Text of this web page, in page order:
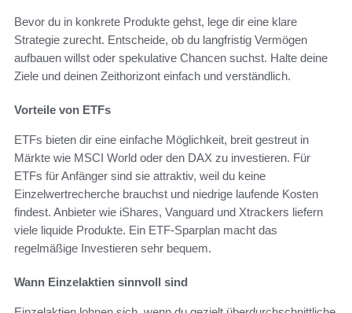
Bevor du in konkrete Produkte gehst, lege dir eine klare
Strategie zurecht. Entscheide, ob du langfristig Vermögen
aufbauen willst oder spekulative Chancen suchst. Halte deine
Ziele und deinen Zeithorizont einfach und verständlich.
Vorteile von ETFs
ETFs bieten dir eine einfache Möglichkeit, breit gestreut in
Märkte wie MSCI World oder den DAX zu investieren. Für
ETFs für Anfänger sind sie attraktiv, weil du keine
Einzelwertrecherche brauchst und niedrige laufende Kosten
findest. Anbieter wie iShares, Vanguard und Xtrackers liefern
viele liquide Produkte. Ein ETF-Sparplan macht das
regelmäßige Investieren sehr bequem.
Wann Einzelaktien sinnvoll sind